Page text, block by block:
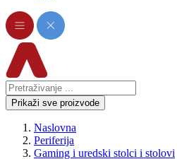
Prikaži sve proizvode
Naslovna
Periferija
Gaming i uredski stolci i stolovi